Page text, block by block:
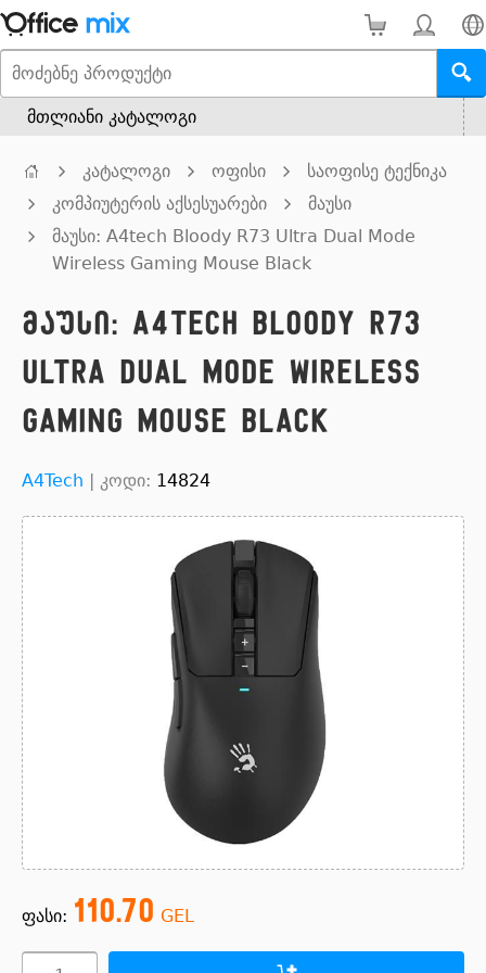
მთლიანი კატალოგი
კატალოგი ოფისი
საოფისე ტექნიკა
კომპიუტერის აქსესუარები
მაუსი
მაუსი: A4tech Bloody R73 Ultra Dual Mode
Wireless Gaming Mouse Black
მაუსი: A4tech Bloody R73
Ultra Dual Mode Wireless
Gaming Mouse Black
A4Tech | კოდი: 14824
ფასი: 110.70 GEL